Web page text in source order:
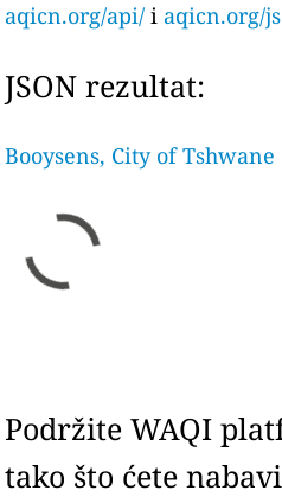
aqicn.org/api/ i aqicn.org/
JSON rezultat:
Booysens, City of Tshwane
Podržite WAQI
tako što ćete